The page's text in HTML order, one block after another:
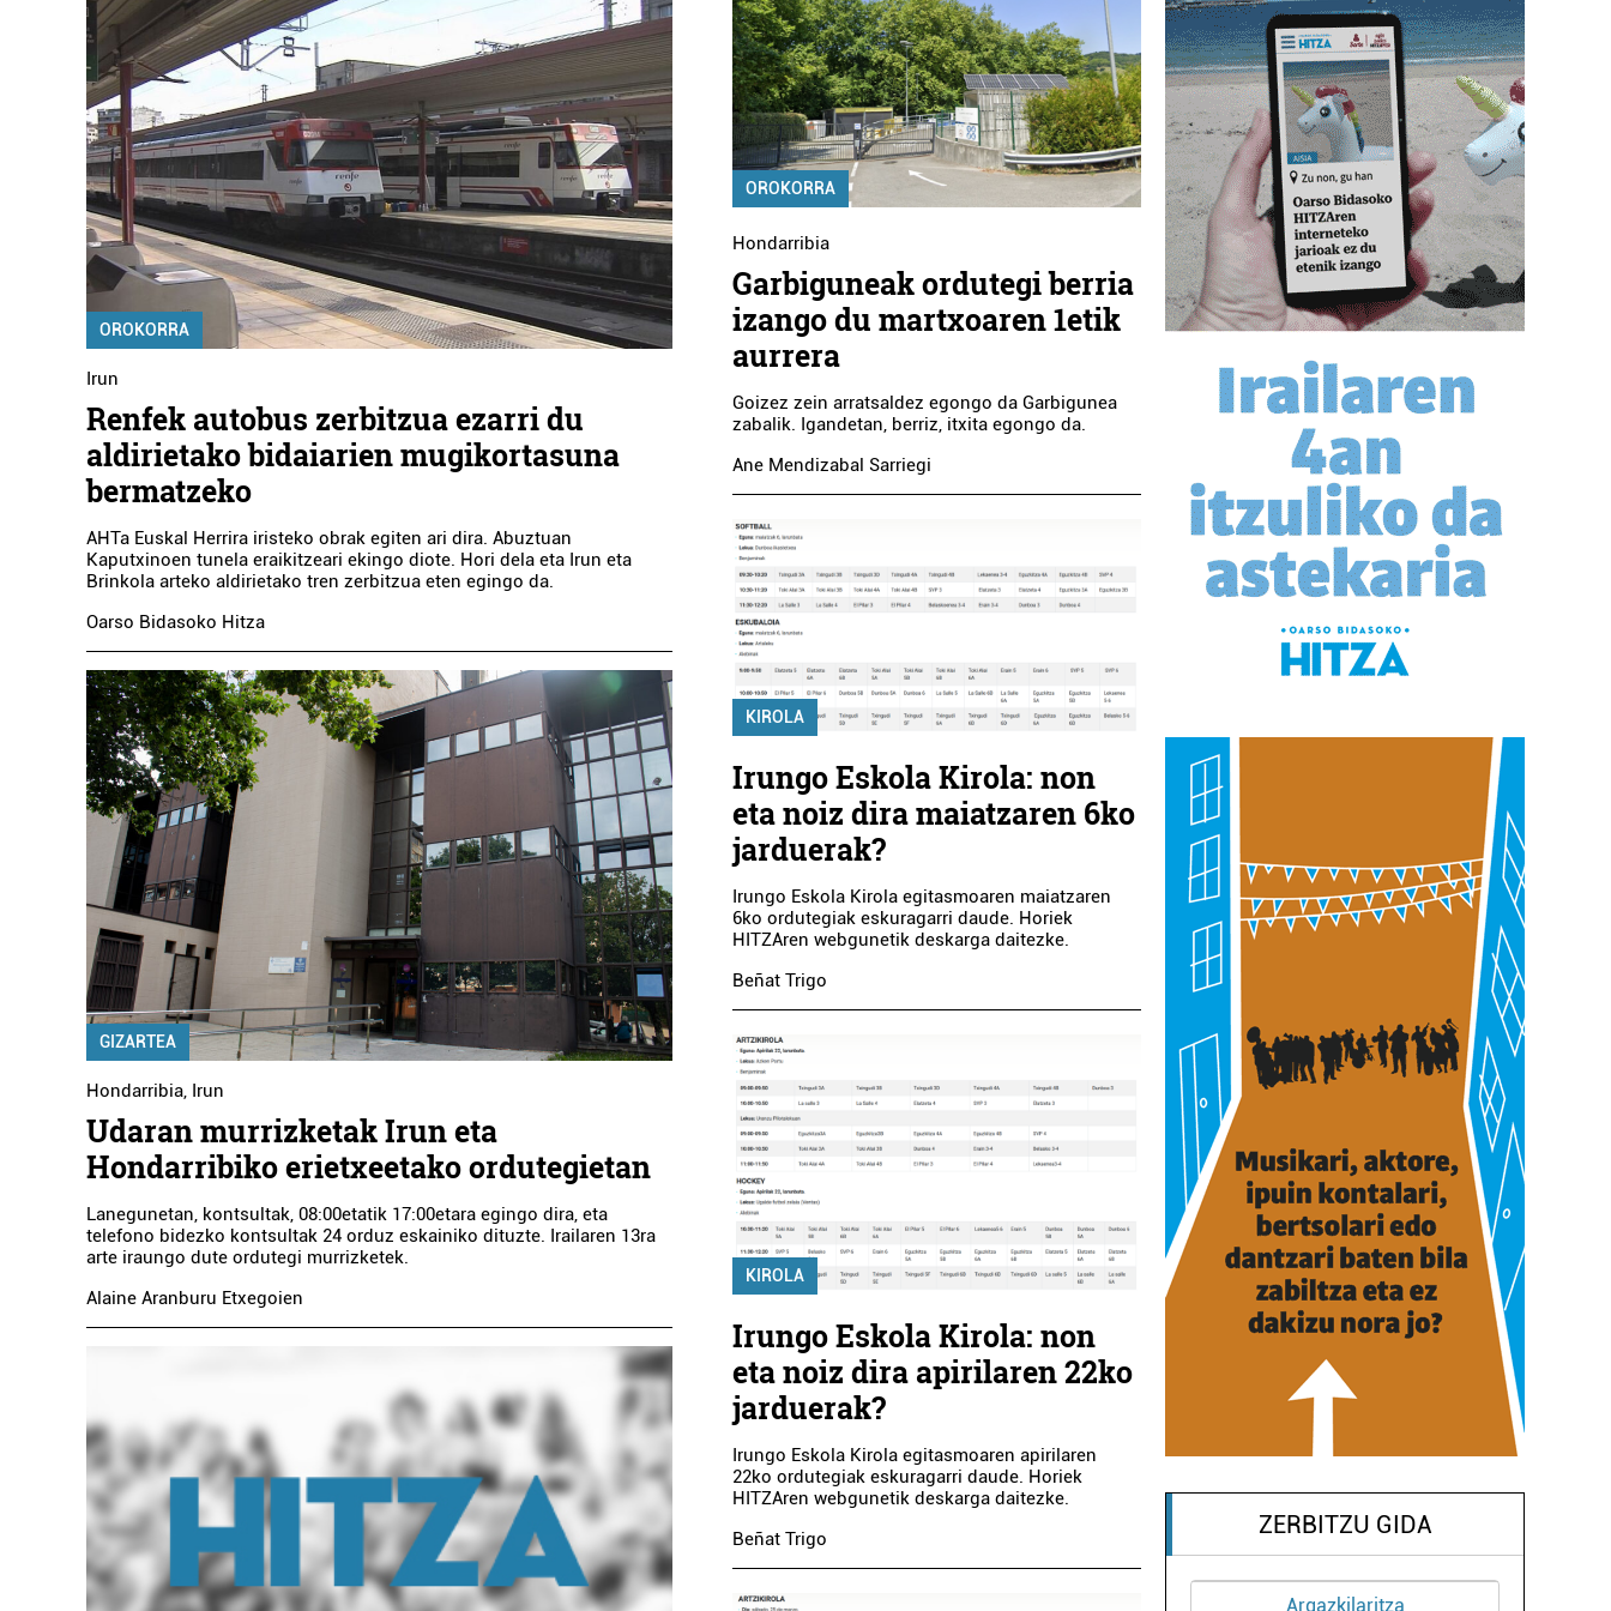
OROKORRA
Irun
Renfek autobus zerbitzua ezarri du
aldirietako bidaiarien mugikortasuna
bermatzeko
AHTa Euskal Herrira iristeko obrak egiten ari dira. Abuztuan
Kaputxinoen tunela eraikitzeari ekingo diote. Hori dela eta Irun eta
Brinkola arteko aldirietako tren zerbitzua eten egingo da.
Oarso Bidasoko Hitza
GIZARTEA
Hondarribia, Irun
Udaran murrizketak Irun eta
Hondarribiko erietxeetako ordutegietan
Lanegunetan, kontsultak, 08:00etatik 17:00etara egingo dira, eta
telefono bidezko kontsultak 24 orduz eskainiko dituzte. Irailaren 13ra
arte iraungo dute ordutegi murrizketek.
Alaine Aranburu Etxegoien
OROKORRA
Hondarribia
Garbiguneak ordutegi berria
izango du martxoaren 1etik
aurrera
Goizez zein arratsaldez egongo da Garbigunea
zabalik. Igandetan, berriz, itxita egongo da.
Ane Mendizabal Sarriegi
KIROLA
Irungo Eskola Kirola: non
eta noiz dira maiatzaren 6ko
jarduerak?
Irungo Eskola Kirola egitasmoaren maiatzaren
6ko ordutegiak eskuragarri daude. Horiek
HITZAren webgunetik deskarga daitezke.
Beñat Trigo
KIROLA
Irungo Eskola Kirola: non
eta noiz dira apirilaren 22ko
jarduerak?
Irungo Eskola Kirola egitasmoaren apirilaren
22ko ordutegiak eskuragarri daude. Horiek
HITZAren webgunetik deskarga daitezke.
Beñat Trigo
ZERBITZU GIDA
Museoak Argazkilaritza Argazkilaritza